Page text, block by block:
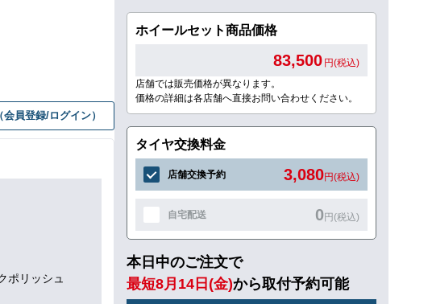
員登録/ログイン）
ポリッシュ
ホイールセット商品価格
83,500 円(税込)
店舗では販売価格が異なります。
価格の詳細は各店舗へ直接お問い合わせください。
タイヤ交換料金
店舗交換予約 3,080円(税込)
自宅配送 0円(税込)
本日中のご注文で
最短8月14日(金)から取付予約可能